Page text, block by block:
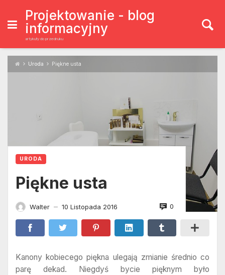
content
Projektowanie - blog
informacyjny
artykuły do przedruku
Uroda Piękne usta
URODA
Piękne usta
Walter — 10 Listopada 2016 0
Kanony kobiecego piękna ulegają zmianie średnio co
parę dekad. Niegdyś bycie pięknym było